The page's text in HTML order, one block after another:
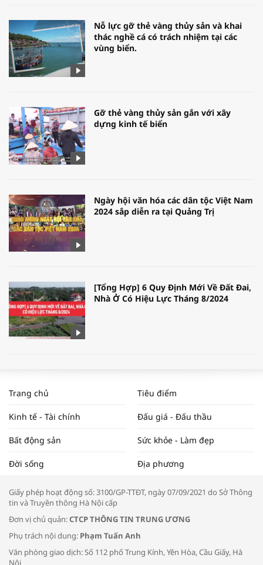
Nỗ lực gỡ thẻ vàng thủy sản và khai
thác nghề cá có trách nhiệm tại các
vùng biển.
Gỡ thẻ vàng thủy sản gắn với xây
dựng kinh tế biển
Ngày hội văn hóa các dân tộc Việt Nam
2024 sắp diễn ra tại Quảng Trị
[Tổng Hợp] 6 Quy Định Mới Về Đất Đai,
Nhà Ở Có Hiệu Lực Tháng 8/2024
NAM NĂM 2024 VÀ NĂM 2025 | NHỊP
ĐẬP THỊ TRƯỜNG #62
Tọa đàm “Xúc tiến thương mại: Khơi
Bác sĩ tư vấn cách phòng tránh bệnh
đường hô hấp trong thời tiết giao mùa
Trang chủ Tiêu điểm
Kinh tế - Tài chính Đấu giá - Đấu thầu
Bất động sản Sức khỏe - Làm đẹp
Đời sống Địa phương
Giấy phép hoạt động số: 3100/GP-TTĐT, ngày 07/09/2021 do Sở Thông
tin và Truyền thông Hà Nội cấp
Đơn vị chủ quản:CTCP THÔNG TIN TRUNG ƯƠNG
Phụ trách nội dung: Phạm Tuấn Anh
Văn phòng giao dịch: Số 112 phố Trung Kính, Yên Hòa, Cầu Giấy, Hà
Nội